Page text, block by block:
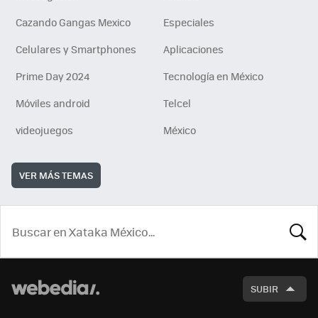
Cazando Gangas Mexico
Especiales
Celulares y Smartphones
Aplicaciones
Prime Day 2024
Tecnología en México
Móviles android
Telcel
videojuegos
México
VER MÁS TEMAS
SUBIR